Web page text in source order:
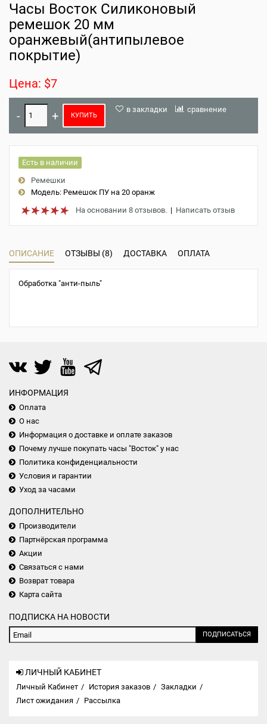
Часы Восток Силиконовый
ремешок 20 мм
оранжевый(антипылевое
покрытие)
Цена: $7
КУПИТЬ
в закладки сравнение
Есть в наличии
Ремешки
Модель: Ремешок ПУ на 20 оранж
На основании 8 отзывов. | Написать отзыв
ОПИСАНИЕ ОТЗЫВЫ (8) ДОСТАВКА ОПЛАТА
Обработка "анти-пыль"
ИНФОРМАЦИЯ
Оплата
О нас
Информация о доставке и оплате заказов
Почему лучше покупать часы "Восток" у нас
Политика конфиденциальности
Условия и гарантии
Уход за часами
ДОПОЛНИТЕЛЬНО
Производители
Партнёрская программа
Акции
Связаться с нами
Возврат товара
Карта сайта
ПОДПИСКА НА НОВОСТИ
ПОДПИСАТЬСЯ
ЛИЧНЫЙ КАБИНЕТ
Личный Кабинет История заказов
Закладки
Лист ожидания
Рассылка